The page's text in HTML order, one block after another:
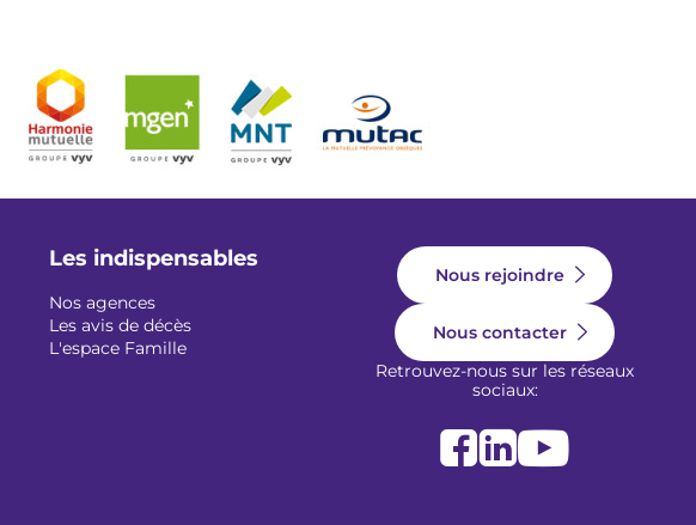
Image
Les indispensables
Nos agences
Les avis de décès
L'espace Famille
Nous rejoindre
Nous contacter
Retrouvez-nous sur les réseaux
sociaux: